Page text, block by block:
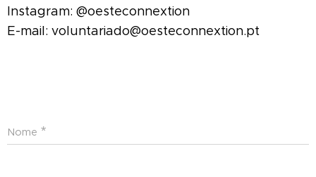
Instagram: @oesteconnextion
E-mail: voluntariado@oesteconnextion.pt
Nome